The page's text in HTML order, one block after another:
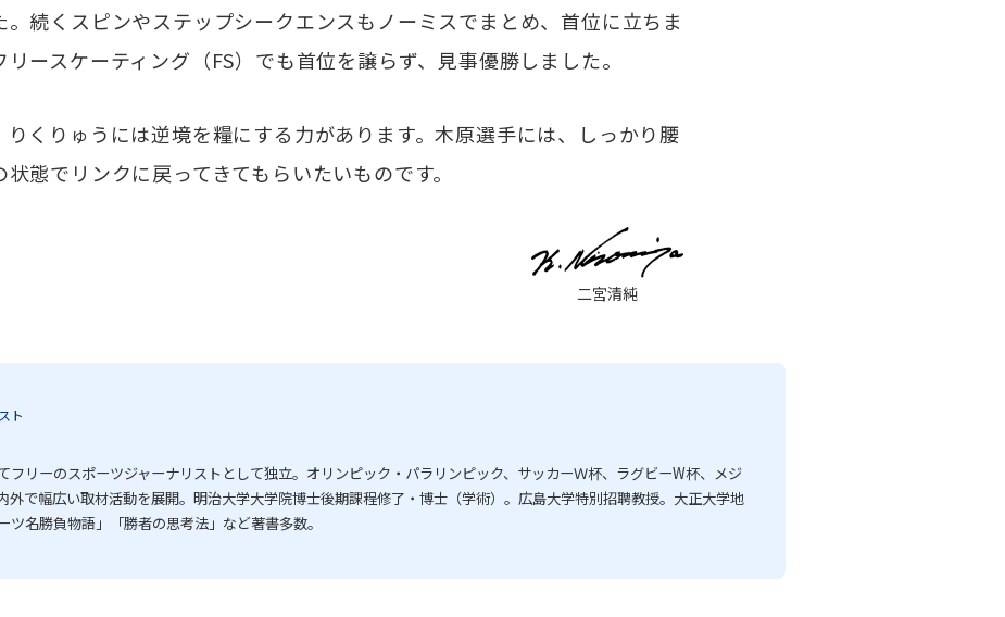
。続くスピンやステップシークエンスもノーミスでまとめ、首位に立ちま
リースケーティング（FS）でも首位を譲らず、見事優勝しました。
くりゅうには逆境を糧にする力があります。木原選手には、しっかり腰
態でリンクに戻ってきてもらいたいものです。
二宮清純
ト
フリーのスポーツジャーナリストとして独立。オリンピック・パラリンピック、サッカーＷ杯、ラグビーW杯、メジ
外で幅広い取材活動を展開。明治大学大学院博士後期課程修了・博士（学術）。広島大学特別招聘教授。大正大学地
名勝負物語」「勝者の思考法」など著書多数。